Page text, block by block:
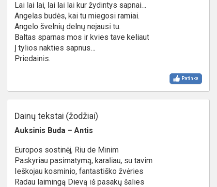
Lai lai lai, lai lai lai kur žydintys sapnai…
Angelas budės, kai tu miegosi ramiai.
Angelo švelnių delnų nejausi tu.
Baltas sparnas mos ir kvies tave keliaut
Į tylios nakties sapnus…
Priedainis.
Patinka
Dainų tekstai (žodžiai)
Auksinis Buda – Antis
Europos sostinėj, Riu de Minim
Paskyriau pasimatymą, karaliau, su tavim
Ieškojau kosminio, fantastiško žvėries
Radau laimingą Dievą iš pasakų šalies